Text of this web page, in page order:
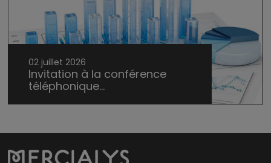
02 juillet 2026
Invitation à la conférence
téléphonique...